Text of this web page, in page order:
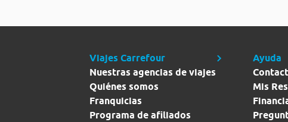
Viajes Carrefour
Nuestras agencias de viajes
Quiénes somos
Franquicias
Programa de afiliados
Ayuda
Mis